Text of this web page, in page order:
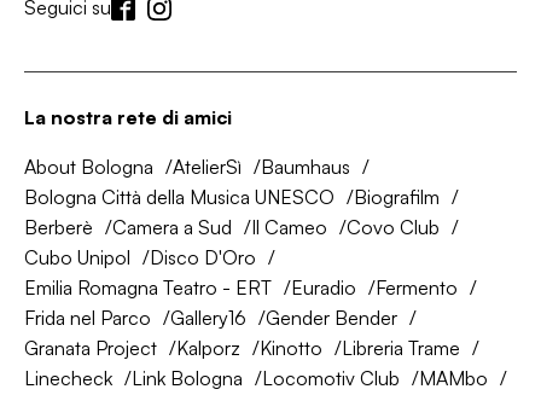
Seguici su
La nostra rete di amici
About Bologna AtelierSì
Baumhaus
Bologna Città della Musica UNESCO
Biografilm
Berberè
Camera a Sud Il Cameo
Covo Club
Cubo Unipol
Disco D'Oro
Emilia Romagna Teatro - ERT
Euradio
Fermento
Frida nel Parco
Gallery16
Gender Bender
Granata Project
Kalporz Kinotto
Libreria Trame
Linecheck
Link Bologna Locomotiv Club
MAMbo